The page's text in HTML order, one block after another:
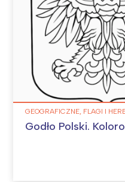
GEOGRAFICZNE, FLAGI I
Godło Polski.